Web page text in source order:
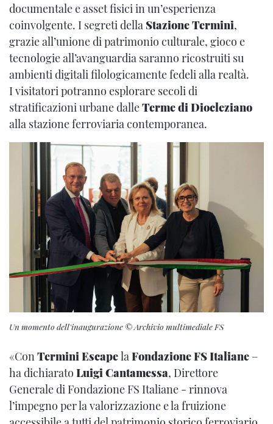
documentale e asset fisici in un’esperienza
coinvolgente. I segreti della Stazione Termini,
grazie all’unione di patrimonio culturale, gioco e
tecnologie all’avanguardia saranno ricostruiti su
ambienti digitali filologicamente fedeli alla realtà.
I visitatori potranno esplorare secoli di
stratificazioni urbane dalleTerme di Diocleziano
alla stazione ferroviaria contemporanea.
Un momento dell'inaugurazione © Archivio multimediale FS
«Con Termini Escapela Fondazione FS Italiane –
ha dichiarato Luigi Cantamessa, Direttore
Generale di Fondazione FS Italiane - rinnova
l’impegno per la valorizzazione e la fruizione